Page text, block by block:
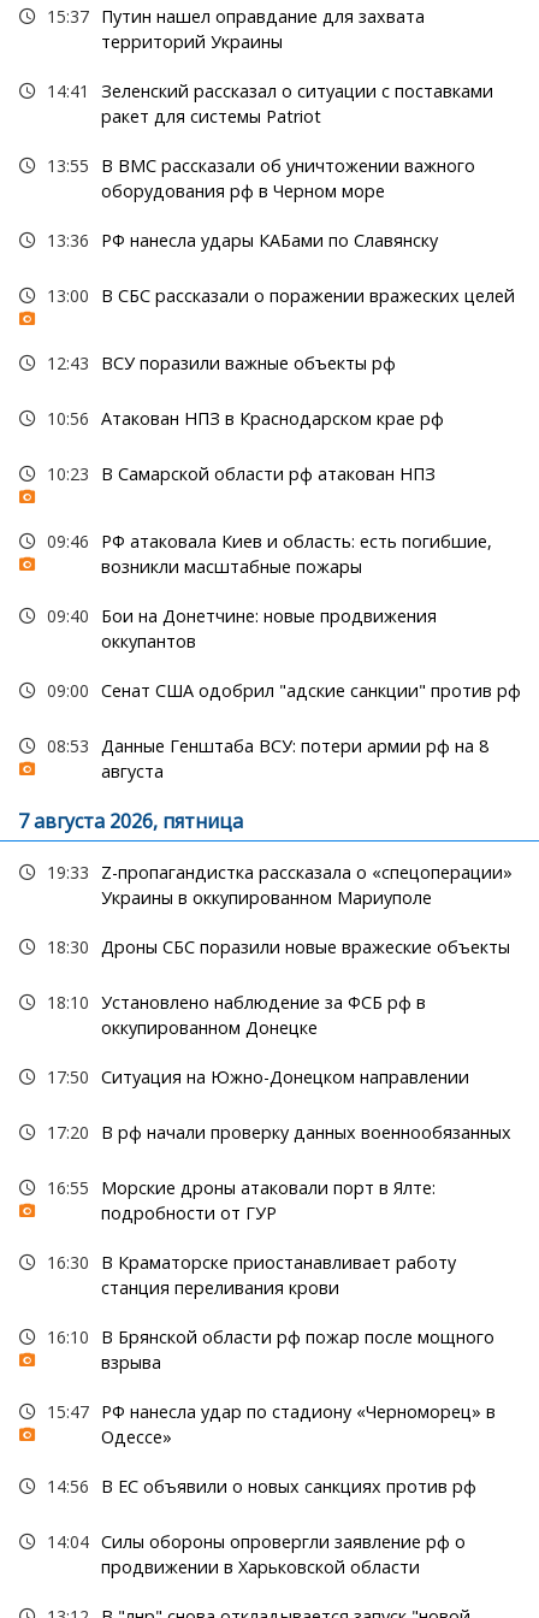
15:37 Путин нашел оправдание для захвата
территорий Украины
14:41
Зеленский рассказал о ситуации с поставками
ракет для системы Patriot
13:55
В ВМС рассказали об уничтожении важного
оборудования рф в Черном море
13:36 РФ нанесла удары КАБами по Славянску
13:00 В СБС рассказали о поражении вражеских целей
12:43 ВСУ поразили важные объекты рф
10:56 Атакован НПЗ в Краснодарском крае рф
10:23 В Самарской области рф атакован НПЗ
09:46
РФ атаковала Киев и область: есть погибшие,
возникли масштабные пожары
09:40
Бои на Донетчине: новые продвижения
оккупантов
09:00 Сенат США одобрил "адские санкции" против рф
08:53
Данные Генштаба ВСУ: потери армии рф на 8
августа
7 августа 2026, пятница
19:33
Z-пропагандистка рассказала о «спецоперации»
Украины в оккупированном Мариуполе
18:30 Дроны СБС поразили новые вражеские объекты
18:10 Установлено наблюдение за ФСБ рф в
оккупированном Донецке
17:50 Ситуация на Южно-Донецком направлении
17:20 В рф начали проверку данных военнообязанных
16:55
Морские дроны атаковали порт в Ялте:
подробности от ГУР
16:30
В Краматорске приостанавливает работу
станция переливания крови
16:10
В Брянской области рф пожар после мощного
взрыва
15:47 РФ нанесла удар по стадиону «Черноморец» в
Одессе»
14:56 В ЕС объявили о новых санкциях против рф
14:04 Силы обороны опровергли заявление рф о
продвижении в Харьковской области